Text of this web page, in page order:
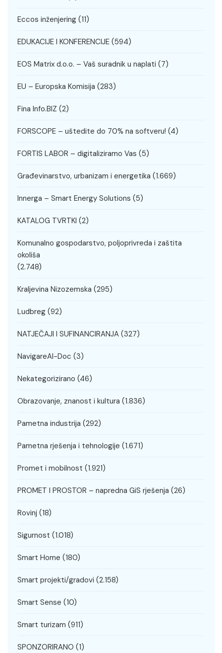
Eccos inženjering (11)
EDUKACIJE I KONFERENCIJE (594)
EOS Matrix d.o.o. – Vaš suradnik u naplati (7)
EU – Europska Komisija (283)
Fina Info.BIZ (2)
FORSCOPE – uštedite do 70% na softveru! (4)
FORTIS LABOR – digitaliziramo Vas (5)
Građevinarstvo, urbanizam i energetika (1.669)
Innerga – Smart Energy Solutions (5)
KATALOG TVRTKI (2)
Komunalno gospodarstvo, poljoprivreda i zaštita
okoliša
(2.748)
Kraljevina Nizozemska (295)
Ludbreg (92)
NATJEČAJI I SUFINANCIRANJA (327)
NavigareAI-Doc (3)
Nekategorizirano (46)
Obrazovanje, znanost i kultura (1.836)
Pametna industrija (292)
Pametna rješenja i tehnologije (1.671)
Promet i mobilnost (1.921)
PROMET I PROSTOR – napredna GiS rješenja (26)
Rovinj (18)
Sigurnost (1.018)
Smart Home (180)
Smart projekti/gradovi (2.158)
Smart Sense (10)
Smart turizam (911)
SPONZORIRANO (1)